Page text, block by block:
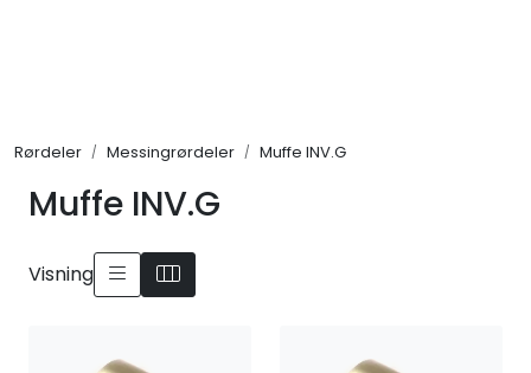
Rørdeler Messingrørdeler Muffe INV.G
Muffe INV.G
Visning
KAMPANJER
Søk om proffkundekonto
Reservedeler